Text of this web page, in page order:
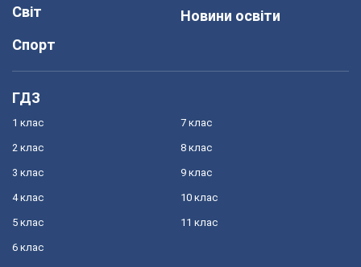
Світ
Спорт
Новини освіти
ГДЗ
1 клас
2 клас
3 клас
4 клас
5 клас
6 клас
7 клас
8 клас
9 клас
10 клас
11 клас